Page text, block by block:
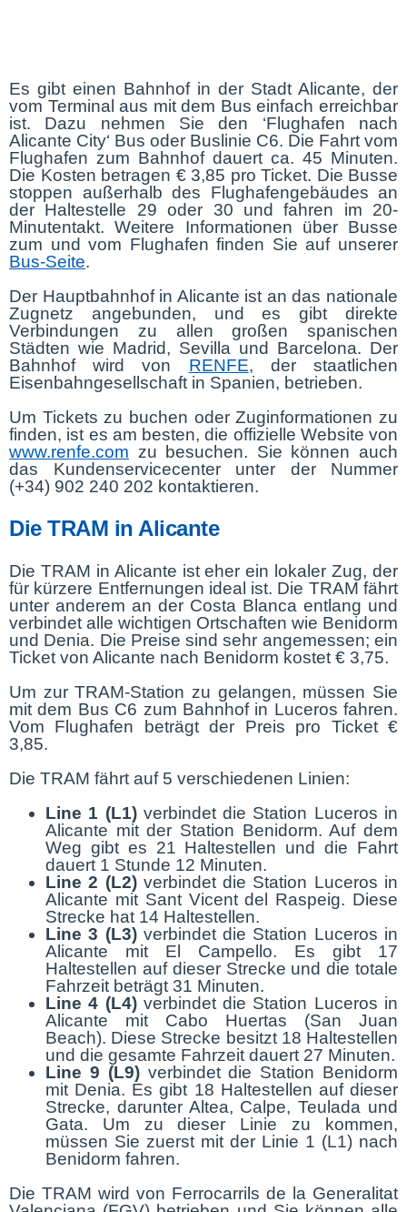
Es gibt einen Bahnhof in der Stadt Alicante, der
vom Terminal aus mit dem Bus einfach erreichbar
ist. Dazu nehmen Sie den ‘Flughafen nach
Alicante City‘ Bus oder Buslinie C6. Die Fahrt vom
Flughafen zum Bahnhof dauert ca. 45 Minuten.
Die Kosten betragen € 3,85 pro Ticket. Die Busse
stoppen außerhalb des Flughafengebäudes an
der Haltestelle 29 oder 30 und fahren im 20-
Minutentakt. Weitere Informationen über Busse
zum und vom Flughafen finden Sie auf unserer
Bus-Seite.
Der Hauptbahnhof in Alicante ist an das nationale
Zugnetz angebunden, und es gibt direkte
Verbindungen zu allen großen spanischen
Städten wie Madrid, Sevilla und Barcelona. Der
Bahnhof wird von RENFE, der staatlichen
Eisenbahngesellschaft in Spanien, betrieben.
Um Tickets zu buchen oder Zuginformationen zu
finden, ist es am besten, die offizielle Website von
www.renfe.com zu besuchen. Sie können auch
das Kundenservicecenter unter der Nummer
(+34) 902 240 202 kontaktieren.
Die TRAM in Alicante
Die TRAM in Alicante ist eher ein lokaler Zug, der
für kürzere Entfernungen ideal ist. Die TRAM fährt
unter anderem an der Costa Blanca entlang und
verbindet alle wichtigen Ortschaften wie Benidorm
und Denia. Die Preise sind sehr angemessen; ein
Ticket von Alicante nach Benidorm kostet € 3,75.
Um zur TRAM-Station zu gelangen, müssen Sie
mit dem Bus C6 zum Bahnhof in Luceros fahren.
Vom Flughafen beträgt der Preis pro Ticket €
3,85.
Die TRAM fährt auf 5 verschiedenen Linien:
Line 1 (L1)verbindet die Station Luceros in
Alicante mit der Station Benidorm. Auf dem
Weg gibt es 21 Haltestellen und die Fahrt
dauert 1 Stunde 12 Minuten.
Line 2 (L2)verbindet die Station Luceros in
Alicante mit Sant Vicent del Raspeig. Diese
Strecke hat 14 Haltestellen.
Line 3 (L3)verbindet die Station Luceros in
Alicante mit El Campello. Es gibt 17
Haltestellen auf dieser Strecke und die totale
Fahrzeit beträgt 31 Minuten.
Line 4 (L4)verbindet die Station Luceros in
Alicante mit Cabo Huertas (San Juan
Beach). Diese Strecke besitzt 18 Haltestellen
und die gesamte Fahrzeit dauert 27 Minuten.
Line 9 (L9)verbindet die Station Benidorm
mit Denia. Es gibt 18 Haltestellen auf dieser
Strecke, darunter Altea, Calpe, Teulada und
Gata. Um zu dieser Linie zu kommen,
müssen Sie zuerst mit der Linie 1 (L1) nach
Benidorm fahren.
Die TRAM wird von Ferrocarrils de la Generalitat